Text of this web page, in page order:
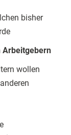
bisher
Arbeitgebern
wollen